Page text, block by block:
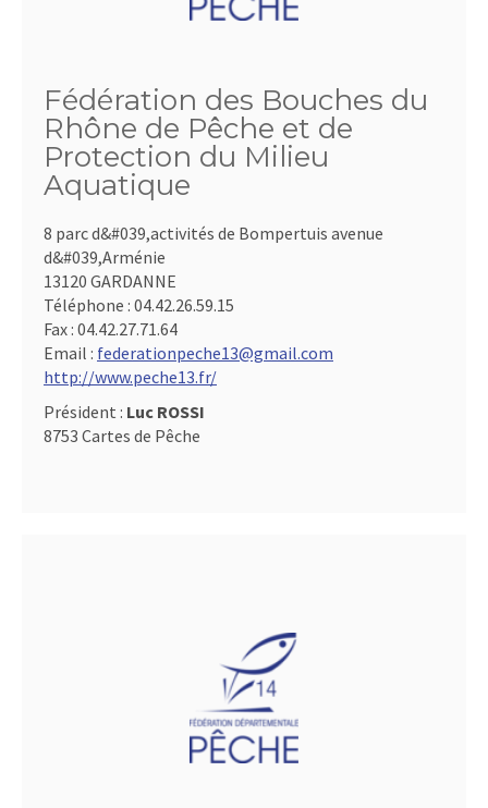
Fédération des Bouches du
Rhône de Pêche et de
Protection du Milieu
Aquatique
8 parc d&#039,activités de Bompertuis avenue
d&#039,Arménie
13120 GARDANNE
Téléphone : 04.42.26.59.15
Fax : 04.42.27.71.64
Email : federationpeche13@gmail.com
http://www.peche13.fr/
Président : Luc ROSSI
8753 Cartes de Pêche